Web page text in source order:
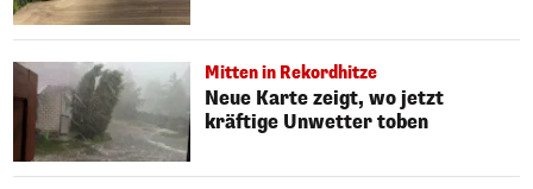
Mitten in Rekordhitze
Neue Karte zeigt, wo jetzt
kräftige Unwetter toben